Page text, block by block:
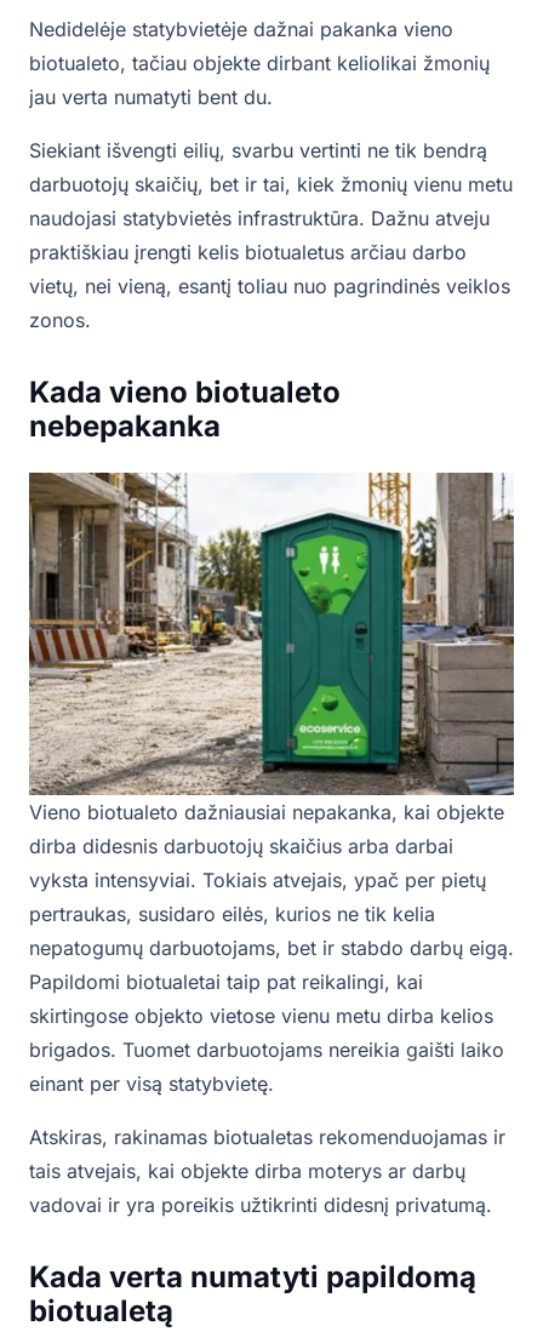
Nedidelėje statybvietėje dažnai pakanka vieno
biotualeto, tačiau objekte dirbant keliolikai žmonių
jau verta numatyti bent du.
Siekiant išvengti eilių, svarbu vertinti ne tik bendrą
darbuotojų skaičių, bet ir tai, kiek žmonių vienu metu
naudojasi statybvietės infrastruktūra. Dažnu atveju
praktiškiau įrengti kelis biotualetus arčiau darbo
vietų, nei vieną, esantį toliau nuo pagrindinės veiklos
zonos.
Kada vieno biotualeto
nebepakanka
Vieno biotualeto dažniausiai nepakanka, kai objekte
dirba didesnis darbuotojų skaičius arba darbai
vyksta intensyviai. Tokiais atvejais, ypač per pietų
pertraukas, susidaro eilės, kurios ne tik kelia
nepatogumų darbuotojams, bet ir stabdo darbų eigą.
Papildomi biotualetai taip pat reikalingi, kai
skirtingose objekto vietose vienu metu dirba kelios
brigados. Tuomet darbuotojams nereikia gaišti laiko
einant per visą statybvietę.
Atskiras, rakinamas biotualetas rekomenduojamas ir
tais atvejais, kai objekte dirba moterys ar darbų
vadovai ir yra poreikis užtikrinti didesnį privatumą.
Kada verta numatyti papildomą
biotualetą